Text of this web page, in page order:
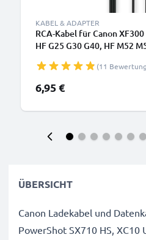
KABEL & ADAPTER
RCA-Kabel für Canon
HF G25 G30 G40, HF M52
FS100 FS200, MV890, TV,
Konsole – AV-Kabel, RCA-
Composite
(11
6,95 €
ÜBERSICHT
Canon Ladekabel und
PowerShot SX710 HS, XC10